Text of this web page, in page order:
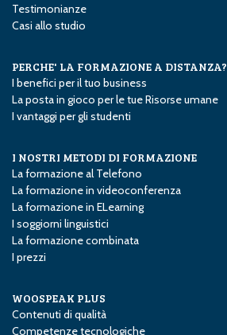
Testimonianze
Casi allo studio
PERCHE' LA FORMAZIONE A DISTANZA?
I benefici per il tuo business
La posta in gioco per le tue Risorse umane
I vantaggi per gli studenti
I NOSTRI METODI DI FORMAZIONE
La formazione al Telefono
La formazione in videoconferenza
La formazione in E­Learning
I soggiorni linguistici
La formazione combinata
I prezzi
WOOSPEAK PLUS
Contenuti di qualità
Competenze tecnologiche